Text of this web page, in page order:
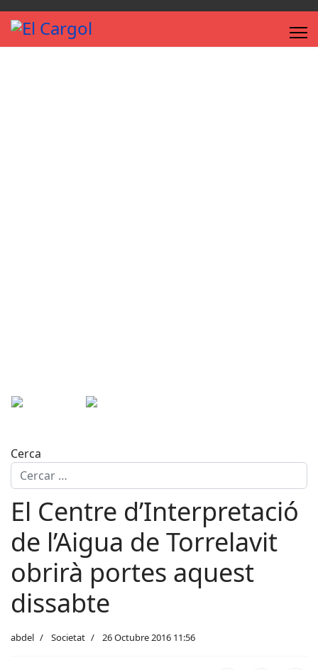
Cerca
El Centre d’Interpretació
de l’Aigua de Torrelavit
obrirà portes aquest
dissabte
abdel Societat 26 Octubre 2016 11:56